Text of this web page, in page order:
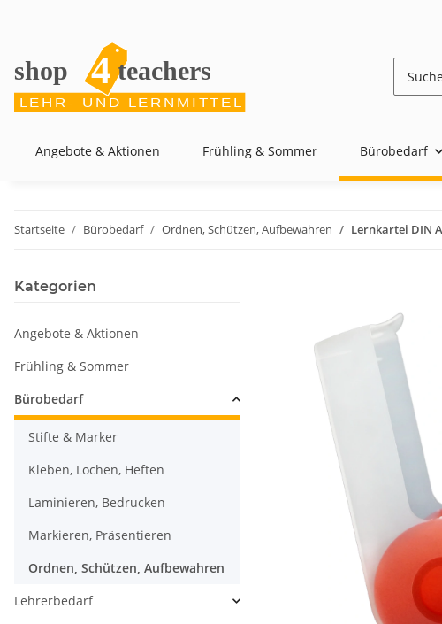
Angebote & Aktionen Frühling & Sommer Bürobedarf
Startseite Bürobedarf Ordnen, Schützen, Aufbewahren Lernkartei DIN
Kategorien
Angebote & Aktionen
Frühling & Sommer
Bürobedarf
Stifte & Marker
Kleben, Lochen, Heften
Laminieren, Bedrucken
Markieren, Präsentieren
Ordnen, Schützen, Aufbewahren
Lehrerbedarf